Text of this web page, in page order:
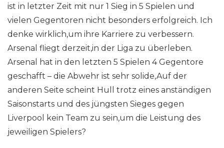
ist in letzter Zeit mit nur 1 Sieg in 5 Spielen und
vielen Gegentoren nicht besonders erfolgreich. Ich
denke wirklich,um ihre Karriere zu verbessern.
Arsenal fliegt derzeit,in der Liga zu überleben.
Arsenal hat in den letzten 5 Spielen 4 Gegentore
geschafft – die Abwehr ist sehr solide,Auf der
anderen Seite scheint Hull trotz eines anständigen
Saisonstarts und des jüngsten Sieges gegen
Liverpool kein Team zu sein,um die Leistung des
jeweiligen Spielers?